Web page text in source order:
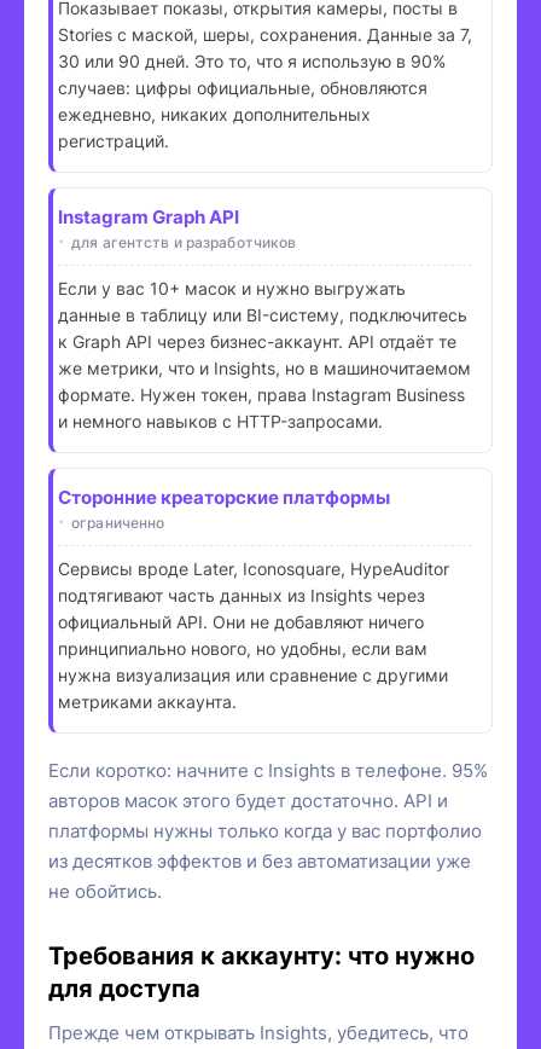
Показывает показы, открытия камеры, посты в
Stories с маской, шеры, сохранения. Данные за 7,
30 или 90 дней. Это то, что я использую в 90%
случаев: цифры официальные, обновляются
ежедневно, никаких дополнительных
регистраций.
Instagram Graph API
для агентств и разработчиков
Если у вас 10+ масок и нужно выгружать
данные в таблицу или BI-систему, подключитесь
к Graph API через бизнес-аккаунт. API отдаёт те
же метрики, что и Insights, но в машиночитаемом
формате. Нужен токен, права Instagram Business
и немного навыков с HTTP-запросами.
Сторонние креаторские платформы
ограниченно
Сервисы вроде Later, Iconosquare, HypeAuditor
подтягивают часть данных из Insights через
официальный API. Они не добавляют ничего
принципиально нового, но удобны, если вам
нужна визуализация или сравнение с другими
метриками аккаунта.
Если коротко: начните с Insights в телефоне. 95%
авторов масок этого будет достаточно. API и
платформы нужны только когда у вас портфолио
из десятков эффектов и без автоматизации уже
не обойтись.
Требования к аккаунту: что нужно
для доступа
Прежде чем открывать Insights, убедитесь, что